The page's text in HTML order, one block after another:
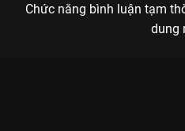
Chức năng bình luận tạm
dung